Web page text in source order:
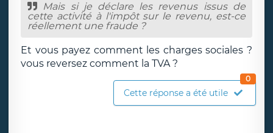
Mais si je déclare les revenus issus de
cette activité à l'impôt sur le revenu, est-ce
réellement une fraude ?
Et vous payez comment les charges sociales ?
vous reversez comment la TVA ?
Cette réponse a été utile
0